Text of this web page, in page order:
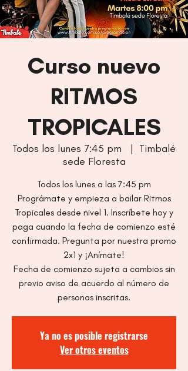
Curso nuevo
RITMOS
TROPICALES
Todos los lunes 7:45 pm
  |
Timbalé
sede Floresta
Todos los lunes a las 7:45 pm
Prográmate y empieza a bailar Ritmos
Tropicales desde nivel 1. Inscríbete hoy y
paga cuando la fecha de comienzo esté
confirmada. Pregunta por nuestra promo
2x1 y ¡Anímate!
Fecha de comienzo sujeta a cambios sin
previo aviso de acuerdo al número de
personas inscritas.
Ya no es posible registrarse
Ver otros eventos